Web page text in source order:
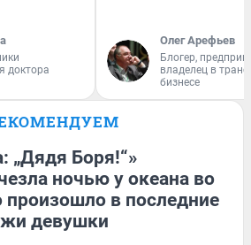
доктора
Олег Арефьев
Блогер,
владелец в
бизнесе
„Дядя Боря!“»
ночью у океана во
произошло в последние
девушки